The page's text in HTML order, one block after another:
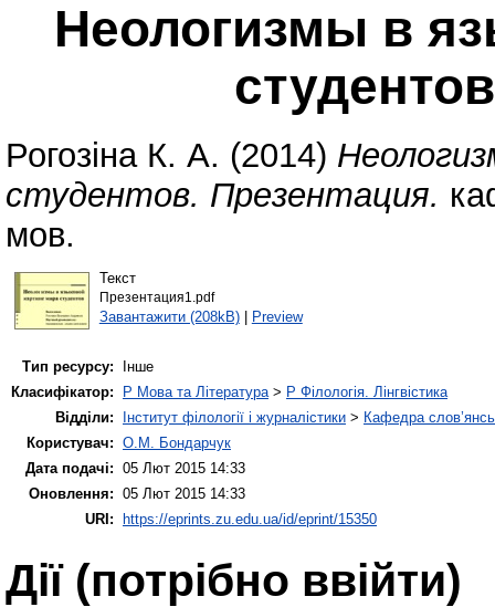
Неологизмы в
Рогозіна К. А. (2014)
студентов. Презентация.
мов.
Текст
Презентация1.pdf
Завантажити (208kB)| Preview
Тип ресурсу:
Інше
Класифікатор:
P Мова та Література> P Філологія. Лінгвістика
Відділи:
Інститут філології і журналістики > Кафедра
Користувач: О.М. Бондарчук
Дата подачі: 05 Лют 2015 14:33
Оновлення: 05 Лют 2015 14:33
URI:
https://eprints.zu.edu.ua/id/eprint/15350
Дії ​​(потрібно ввійти)